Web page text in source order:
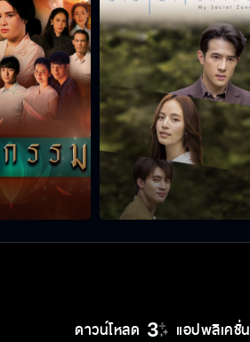
หนูจะอยู่ข้าง ๆ พี่เอง
ผมจะสู้ไปกับคุณ
ดาวน์โหลด แอปพลิเคชั่น